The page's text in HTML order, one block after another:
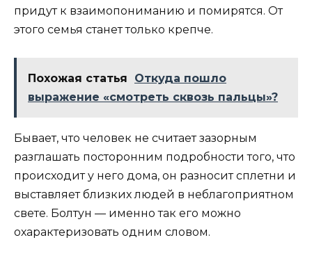
придут к взаимопониманию и помирятся. От
этого семья станет только крепче.
Похожая статья
Откуда пошло
выражение «смотреть сквозь пальцы»?
Бывает, что человек не считает зазорным
разглашать посторонним подробности того, что
происходит у него дома, он разносит сплетни и
выставляет близких людей в неблагоприятном
свете. Болтун — именно так его можно
охарактеризовать одним словом.